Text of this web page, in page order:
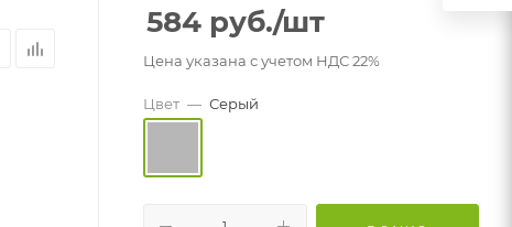
584 руб./шт
Цена указана с учетом НДС 22%
Цвет — Серый